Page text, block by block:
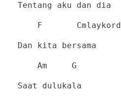
Tentang aku dan dia
F Cmlaykord
Dan kita bersama
Am G
Saat dulukala